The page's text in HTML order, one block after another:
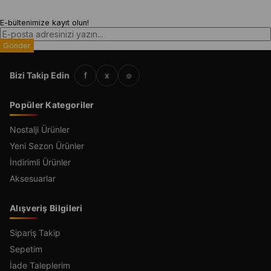
E-bültenimize kayıt olun!
Gönder
Bizi Takip Edin f x ⌾
Popüler Kategoriler
Nostalji Ürünler
Yeni Sezon Ürünler
İndirimli Ürünler
Aksesuarlar
Alışveriş Bilgileri
Sipariş Takip
Sepetim
İade Taleplerim